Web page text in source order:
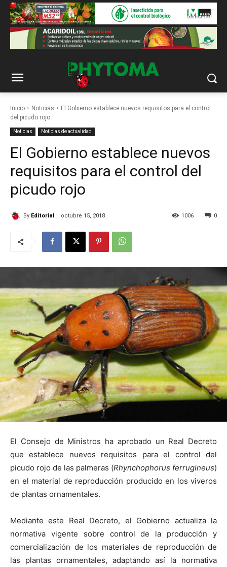
Inicio Noticias
El Gobierno establece nuevos requisitos para el control
del picudo rojo
Noticias Noticias de actualidad
El Gobierno establece nuevos
requisitos para el control del
picudo rojo
By Editorial octubre 15, 2018 0
1006
El Consejo de Ministros ha aprobado un Real Decreto
que establece nuevos requisitos para el control del
picudo rojo de las palmeras (Rhynchophorus ferrugineus)
en el material de reproducción producido en los viveros
de plantas ornamentales.
Mediante este Real Decreto, el Gobierno actualiza la
normativa vigente sobre control de la producción y
comercialización de los materiales de reproducción de
las plantas ornamentales, adaptando así la normativa